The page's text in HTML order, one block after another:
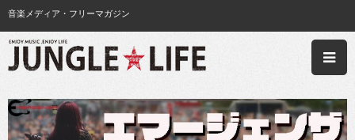
音楽メディア・フリーマガジン